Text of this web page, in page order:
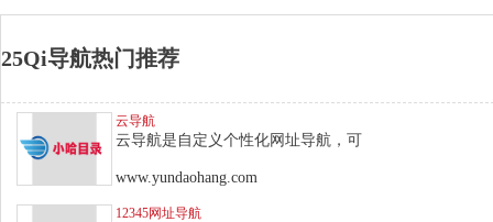
25Qi导航热门推荐
云导航
云导航是自定义个性化网址导航，可
www.yundaohang.com
12345网址导航